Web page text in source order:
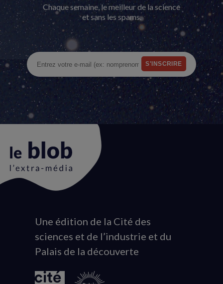
Chaque semaine, le meilleur de la science
et sans les spams.
Animation
du
logo
Une édition de la Cité des
sciences et de l’industrie et du
Palais de la découverte